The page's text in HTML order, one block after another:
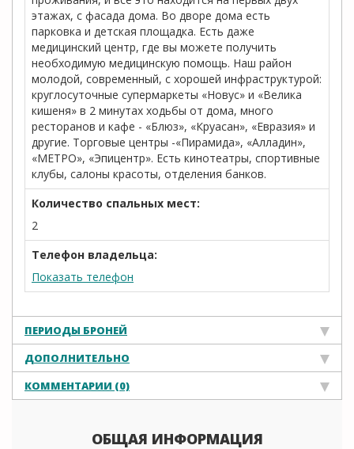
этажах, с фасада дома. Во дворе дома есть
парковка и детская площадка. Есть даже
медицинский центр, где вы можете получить
необходимую медицинскую помощь. Наш район
молодой, современный, с хорошей инфраструктурой:
круглосуточные супермаркеты «Новус» и «Велика
кишеня» в 2 минутах ходьбы от дома, много
ресторанов и кафе - «Блюз», «Круасан», «Евразия» и
другие. Торговые центры -«Пирамида», «Алладин»,
«МЕТРО», «Эпицентр». Есть кинотеатры, спортивные
клубы, салоны красоты, отделения банков.
Количество спальных мест:
2
Телефон владельца:
Показать телефон
ПЕРИОДЫ БРОНЕЙ
ДОПОЛНИТЕЛЬНО
КОММЕНТАРИИ (0)
ОБЩАЯ ИНФОРМАЦИЯ